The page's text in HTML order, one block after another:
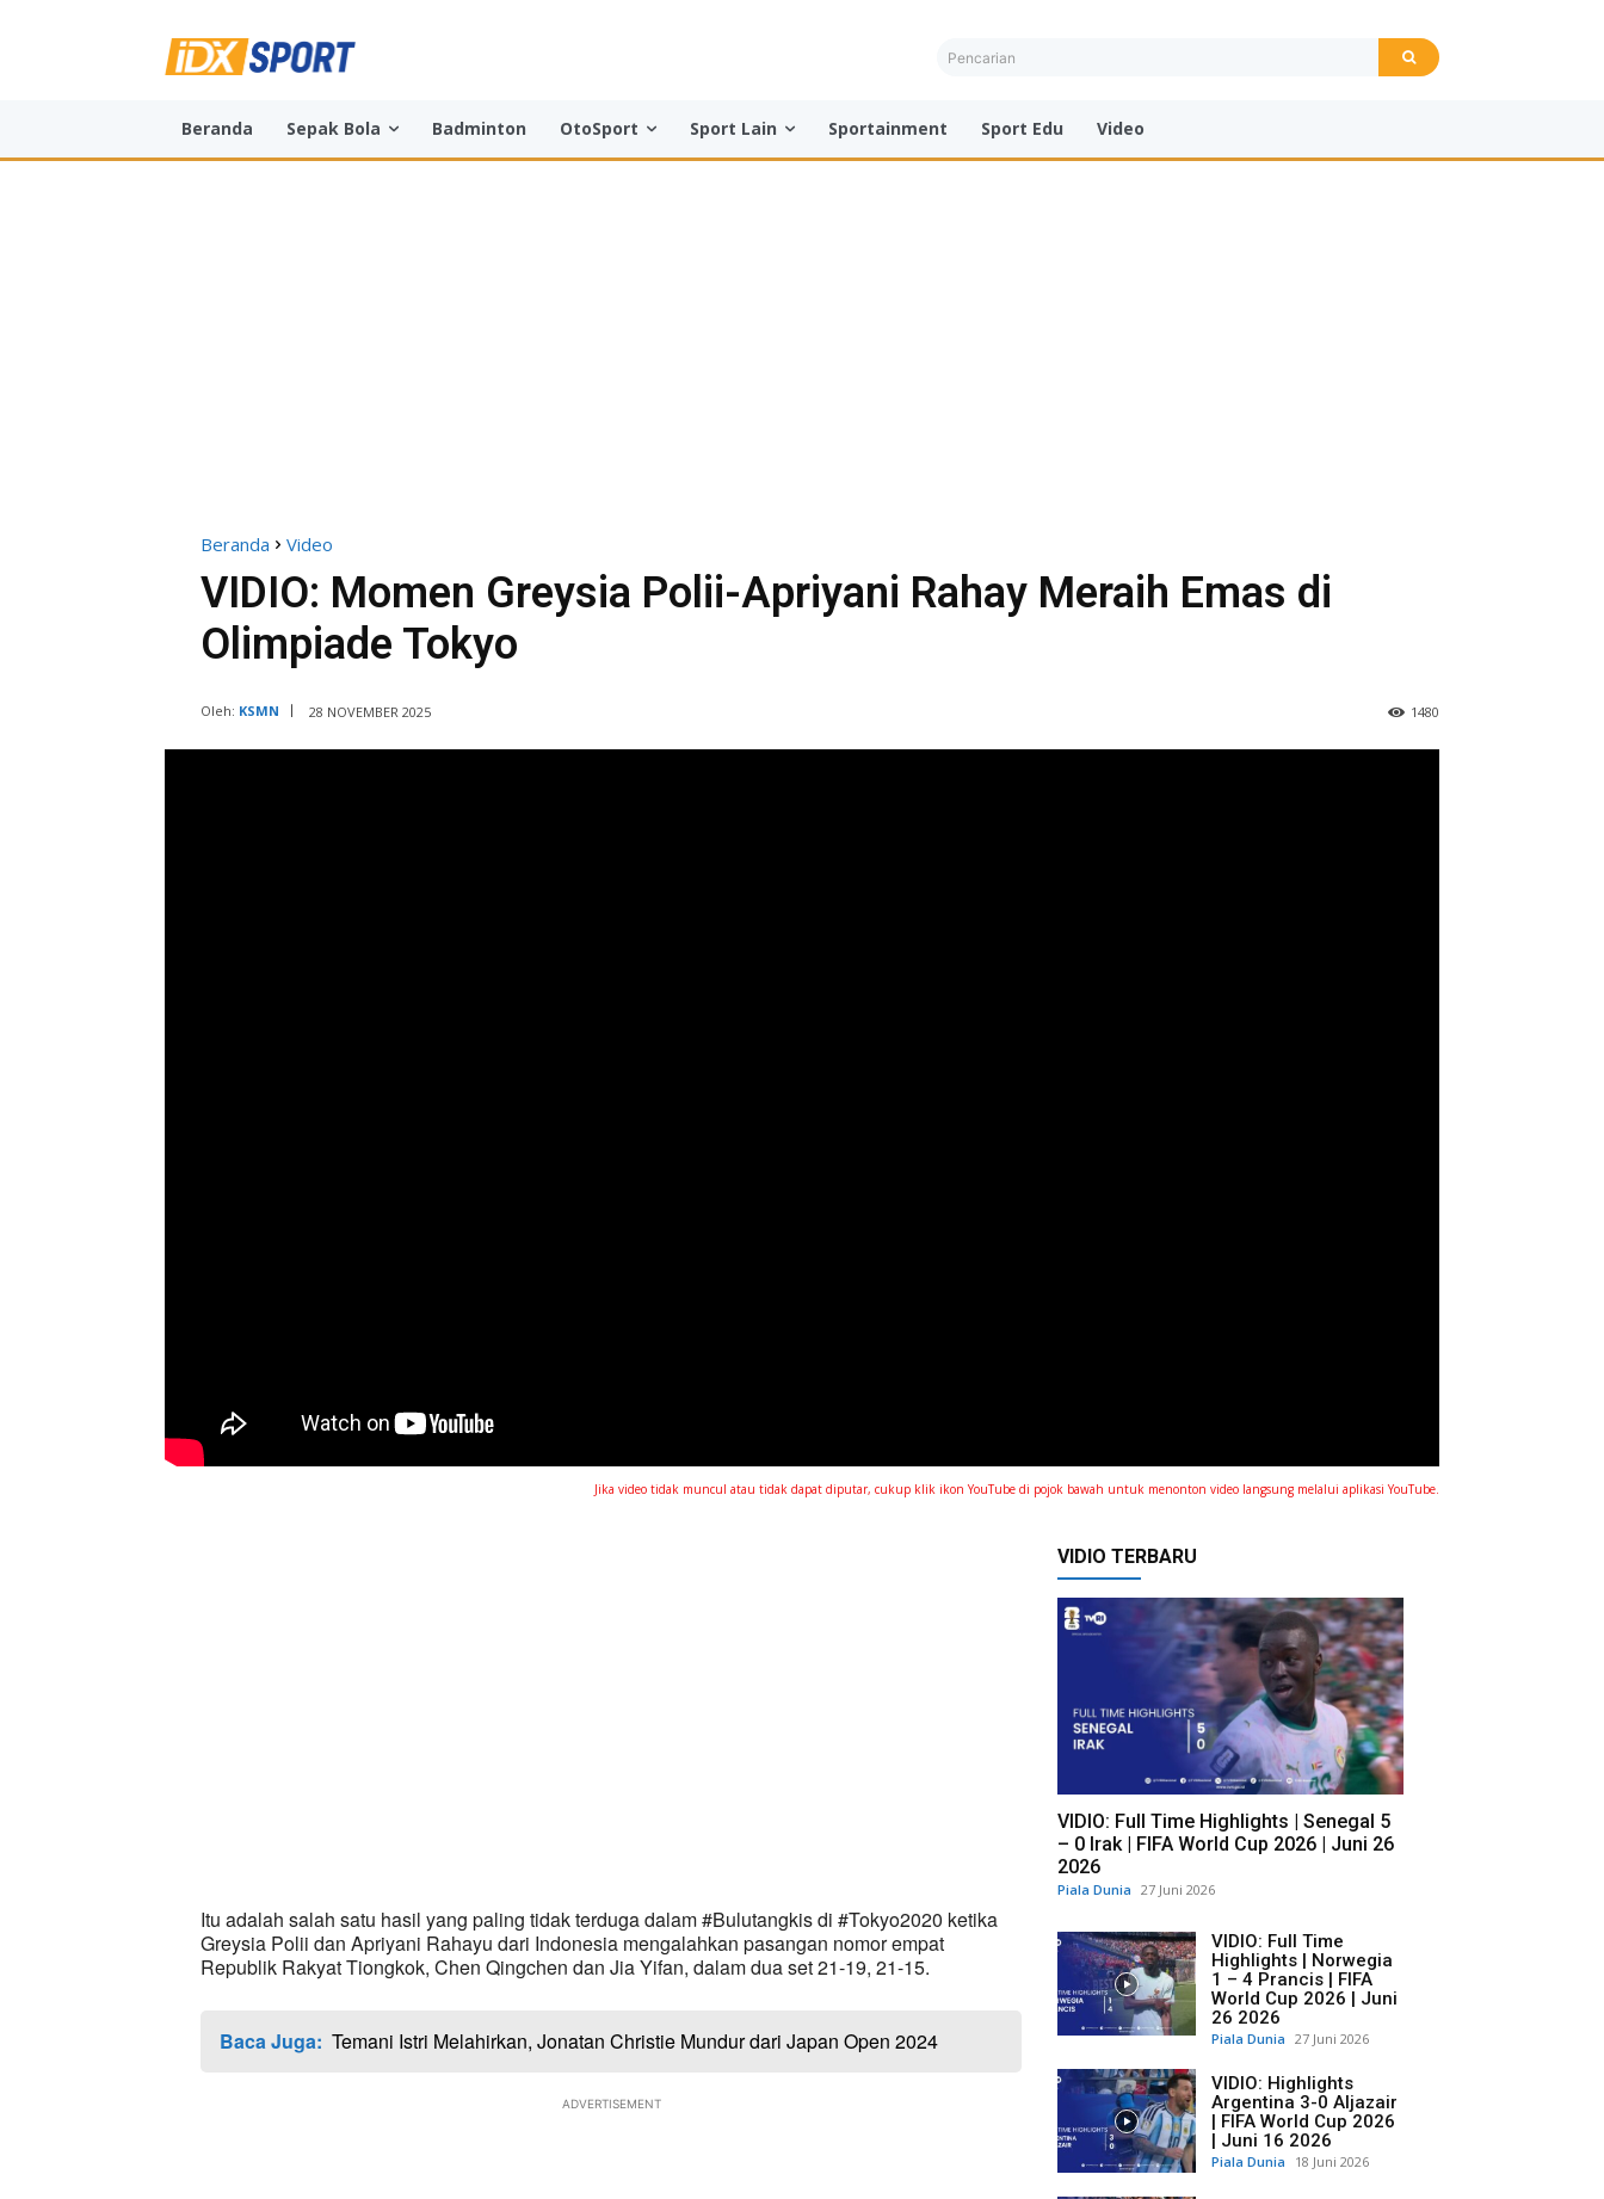
Pencarian
Beranda Sepak Bola Badminton OtoSport Sport Lain Sportainment Sport Edu Video
Beranda Video
VIDIO: Momen Greysia Polii-Apriyani Rahay Meraih Emas di
Olimpiade Tokyo
Oleh: KSMN 28 NOVEMBER 2025 1480
Jika video tidak muncul atau tidak dapat diputar, cukup klik ikon YouTube di pojok bawah untuk menonton video langsung melalui aplikasi YouTube.
Itu adalah salah satu hasil yang paling tidak terduga dalam #Bulutangkis di #Tokyo2020 ketika
Greysia Polii dan Apriyani Rahayu dari Indonesia mengalahkan pasangan nomor empat
Republik Rakyat Tiongkok, Chen Qingchen dan Jia Yifan, dalam dua set 21-19, 21-15.
Baca Juga: Temani Istri Melahirkan, Jonatan Christie Mundur dari Japan Open 2024
ADVERTISEMENT
VIDIO TERBARU
VIDIO: Full Time Highlights | Senegal 5
– 0 Irak | FIFA World Cup 2026 | Juni 26
2026
Piala Dunia 27 Juni 2026
VIDIO: Full Time
Highlights | Norwegia
1 – 4 Prancis | FIFA
World Cup 2026 | Juni
26 2026
Piala Dunia 27 Juni 2026
VIDIO: Highlights
Argentina 3-0 Aljazair
| FIFA World Cup 2026
| Juni 16 2026
Piala Dunia 18 Juni 2026